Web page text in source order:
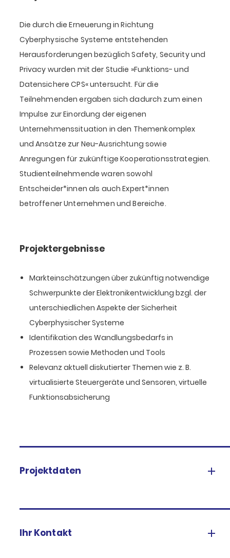
Die durch die Erneuerung in Richtung
Cyberphysische Systeme entstehenden
Herausforderungen bezüglich Safety, Security und
Privacy wurden mit der Studie »Funktions- und
Datensichere CPS« untersucht. Für die
Teilnehmenden ergaben sich dadurch zum einen
Impulse zur Einordung der eigenen
Unternehmenssituation in den Themenkomplex
und Ansätze zur Neu-Ausrichtung sowie
Anregungen für zukünftige Kooperationsstrategien.
Studienteilnehmende waren sowohl
Entscheider*innen als auch Expert*innen
betroffener Unternehmen und Bereiche.
Projektergebnisse
Markteinschätzungen über zukünftig notwendige
Schwerpunkte der Elektronikentwicklung bzgl. der
unterschiedlichen Aspekte der Sicherheit
Cyberphysischer Systeme
Identifikation des Wandlungsbedarfs in
Prozessen sowie Methoden und Tools
Relevanz aktuell diskutierter Themen wie z. B.
virtualisierte Steuergeräte und Sensoren, virtuelle
Funktionsabsicherung
Projektdaten
Ihr Kontakt